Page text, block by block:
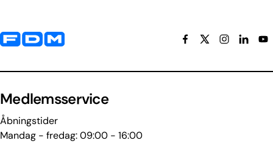
Yderligere information og kontaktoplysninger
Medlemsservice
Åbningstider
Mandag - fredag: 09:00 - 16:00